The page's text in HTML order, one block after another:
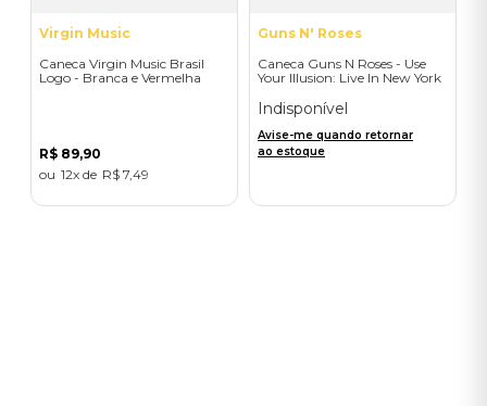
Virgin Music
Caneca Virgin Music Brasil
Logo - Branca e Vermelha
R$ 89,90
12
R$ 7 49
Guns N' Roses
Caneca Guns N Roses - Use
Your Illusion: Live In New York
Indisponível
Avise-me quando retornar
ao estoque